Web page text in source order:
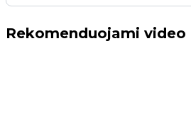
Rekomenduojami video